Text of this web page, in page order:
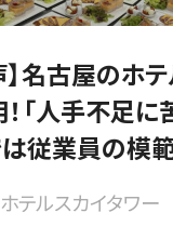
】名古屋のホ
「人手不足に
従業員の模範
テルスカイタワー